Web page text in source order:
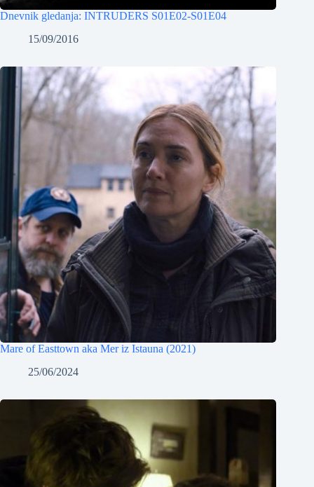
Dnevnik gledanja: INTRUDERS S01E02-S01E04
15/09/2016
Mare of Easttown aka Mer iz Istauna (2021)
25/06/2024